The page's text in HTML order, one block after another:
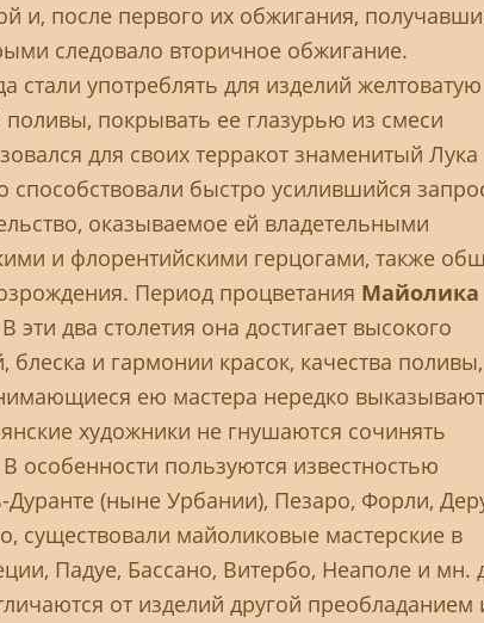
и, после первого их обжигания,
следовало вторичное обжигание.
стали употреблять для изделий желтоватую
покрывать ее глазурью из смеси
для своих терракот знаменитый Лука
способствовали быстро усилившийся
оказываемое ей владетельными
и флорентийскими герцогами, также
Период процветания Майолика
эти два столетия она достигает высокого
и гармонии красок, качества поливы,
ею мастера нередко выказывают
художники не гнушаются сочинять
особенности пользуются известностью
(ныне Урбании), Пезаро, Форли,
существовали майоликовые мастерские в
Падуе, Бассано, Витербо, Неаполе и мн.
от изделий другой преобладанием